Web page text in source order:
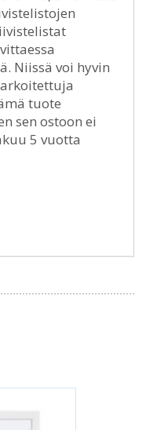
Niissä voi hyvin
tuote
sen ostoon ei
5 vuotta